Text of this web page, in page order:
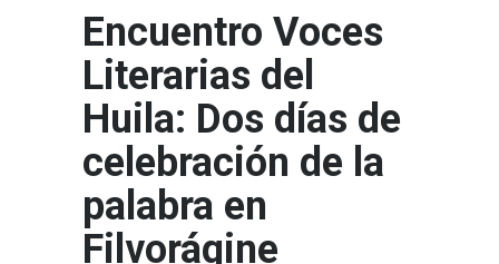
Encuentro Voces
Literarias del
Huila: Dos días de
celebración de la
palabra en
Filvorágine